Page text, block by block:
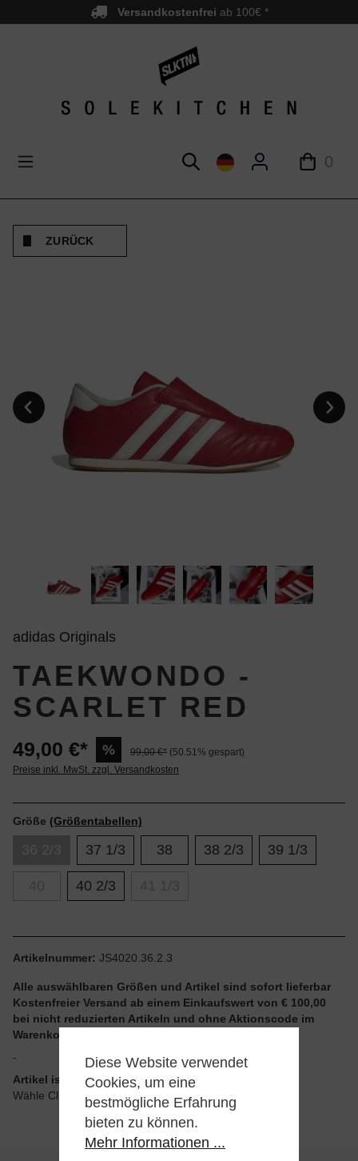
springen Versandkostenfrei ab 100€ *
0
ZURÜCK
adidas Originals
TAEKWONDO -
SCARLET RED
49,00 €* % 99,00 €* (50.51% gespart)
Preise inkl. MwSt. zzgl. Versandkosten
Größe (Größentabellen)
37 1/3 38 38 2/3 39 1/3
40 2/3
Artikelnummer: JS4020.36.2.3
Alle auswählbaren Größen und Artikel sind sofort lieferbar
Kostenfreier Versand ab einem Einkaufswert von € 100,00
bei nicht reduzierten Artikeln und ohne Aktionscode im
Warenkorb
-
Artikel ist wie angegeben im Store verfügbar
Wähle Click & Collect beim Checkout
Diese Website verwendet
Cookies, um eine
bestmögliche Erfahrung
bieten zu können.
Mehr Informationen ...